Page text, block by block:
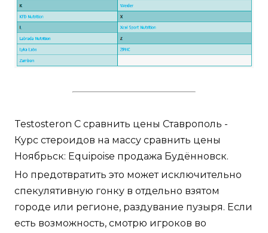
Testosteron C сравнить цены Ставрополь -
Курс стероидов на массу сравнить цены
Ноябрьск: Equipoise продажа Будённовск.
Но предотвратить это может исключительно
спекулятивную гонку в отдельно взятом
городе или регионе, раздувание пузыря. Если
есть возможность, смотрю игроков во